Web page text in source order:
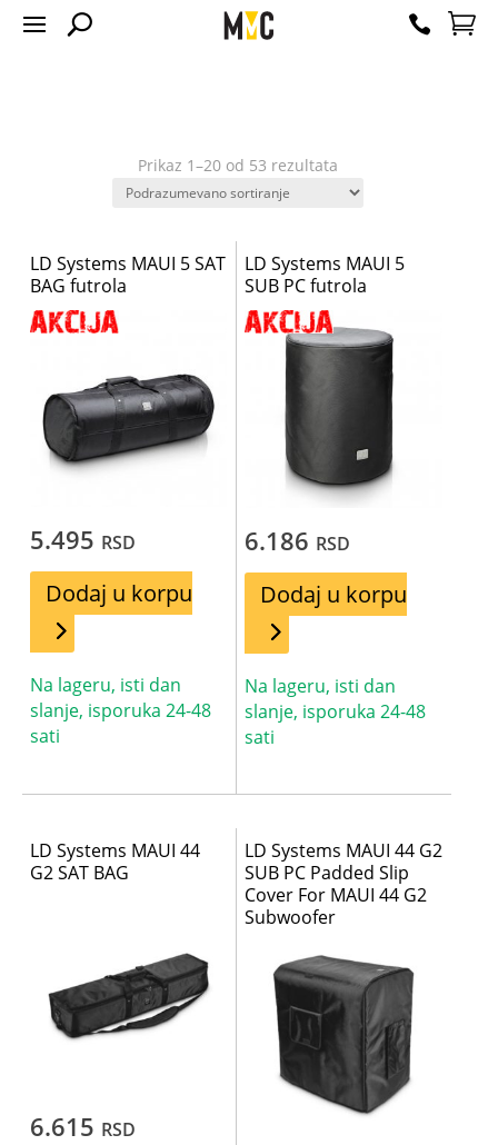
Prikaz 1–20 od 53 rezultata
LD Systems MAUI 5 SAT
BAG futrola
5.495 RSD
Dodaj u korpu
Na lageru, isti dan
slanje, isporuka 24-48
sati
LD Systems MAUI 5
SUB PC futrola
6.186 RSD
Dodaj u korpu
Na lageru, isti dan
slanje, isporuka 24-48
sati
LD Systems MAUI 44
G2 SAT BAG
6.615 RSD
LD Systems MAUI 44 G2
SUB PC Padded Slip
Cover For MAUI 44 G2
Subwoofer